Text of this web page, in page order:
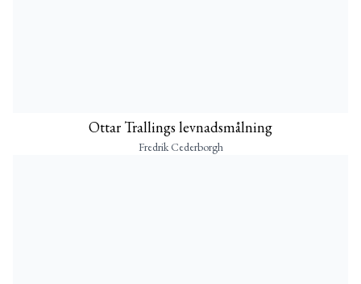
Ottar Trallings levnadsmålning
Fredrik Cederborgh